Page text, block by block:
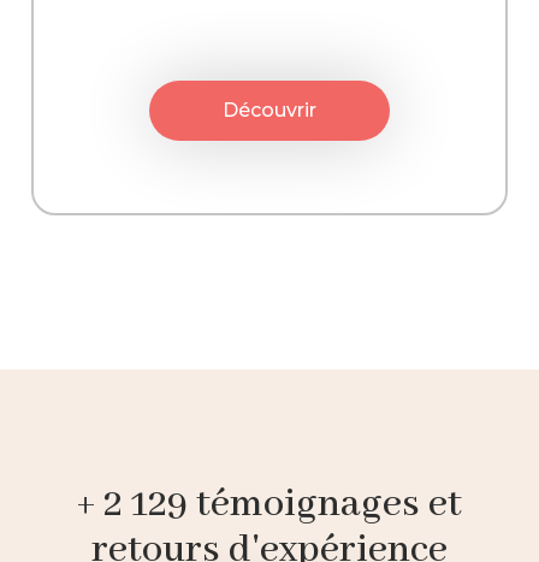
Découvrir
+ 2 129 témoignages et
retours d'expérience